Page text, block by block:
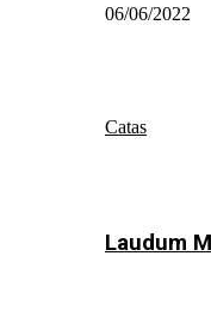
06/06/2022
Catas
Laudum